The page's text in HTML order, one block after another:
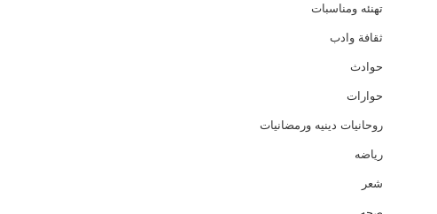
تهنئه ومناسبات
ثقافة وادب
حوادث
حوارات
روحانيات دينيه ورمضانيات
رياضه
شعر